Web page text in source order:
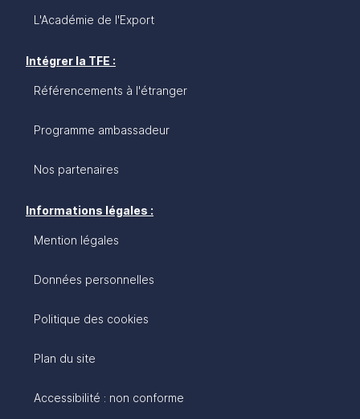
L'Académie de l'Export
Intégrer la TFE :
Référencements à l'étranger
Programme ambassadeur
Nos partenaires
Informations légales :
Mention légales
Données personnelles
Politique des cookies
Plan du site
Accessibilité : non conforme